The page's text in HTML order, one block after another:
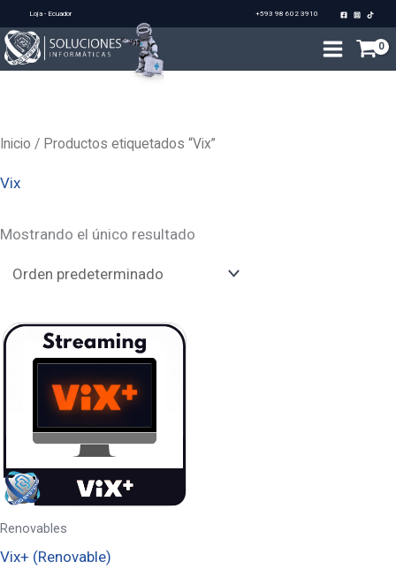
al
contenido
Loja - Ecuador +593 98 602 3910
Inicio / Productos etiquetados “Vix”
Vix
Mostrando el único resultado
Renovables
Vix+ (Renovable)